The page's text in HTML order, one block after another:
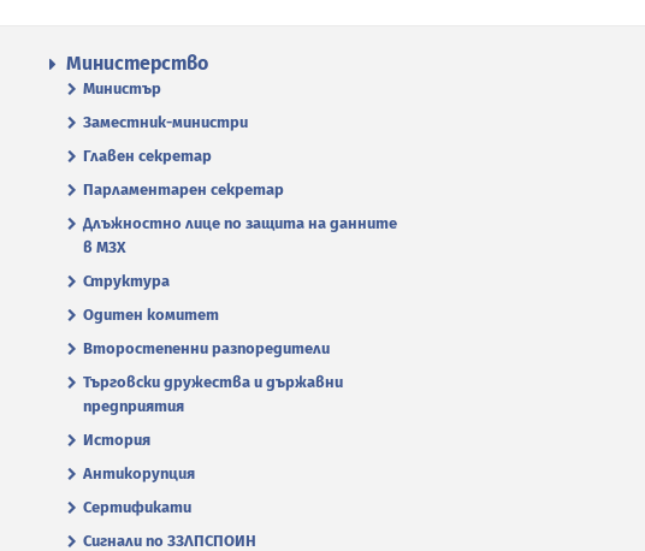
Министерство
Министър
Заместник-министри
Главен секретар
Парламентарен секретар
Длъжностно лице по защита на данните
в МЗХ
Структура
Одитен комитет
Второстепенни разпоредители
Търговски дружества и държавни
предприятия
История
Антикорупция
Сертификати
Сигнали по ЗЗЛПСПОИН